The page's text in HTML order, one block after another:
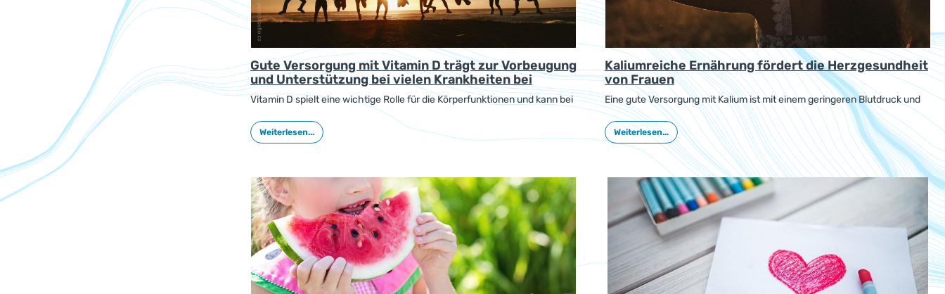
Gute Versorgung mit Vitamin D trägt zur Vorbeugung
und Unterstützung bei vielen Krankheiten bei
Vitamin D spielt eine wichtige Rolle für die Körperfunktionen und kann bei
vielen Infektionen und Krankheiten unterstützen. Dafür sind gute
Konzentrationen im Körper nötig. Die Versorgung mit Vitamin D kann
jedoch aufgrund vieler Faktoren unterschiedlich sein und sollte
Weiterlesen...
Kaliumreiche Ernährung fördert die Herzgesundheit
von Frauen
Eine gute Versorgung mit Kalium ist mit einem geringeren Blutdruck und
weniger Risiko für Herz-Kreislauf-Krankheiten verbunden. Dabei spielen
nicht nur die Beziehungen zum Salzkonsum eine Rolle, wie eine neue
Auswertung der großen EPIC-Studie zeigt. Frauen profitierten von einer
guten Kaliumversorgung stärker als die Männer.
Weiterlesen...